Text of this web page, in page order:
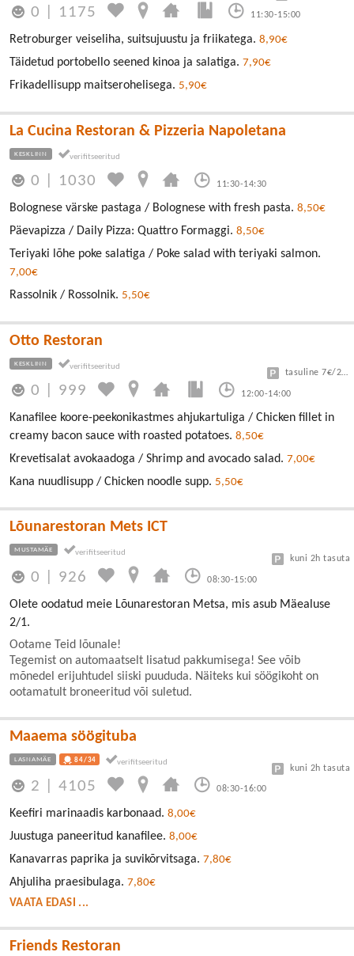
0 1175 11:30-15:00
Retroburger veiseliha, suitsujuustu ja friikatega. 8,90€
Täidetud portobello seened kinoa ja salatiga. 7,90€
Frikadellisupp maitserohelisega. 5,90€
La Cucina Restoran & Pizzeria Napoletana
KESKLINN
0 1030 11:30-14:30
Bolognese värske pastaga / Bolognese with fresh pasta. 8,50€
Päevapizza / Daily Pizza: Quattro Formaggi. 8,50€
Teriyaki lõhe poke salatiga / Poke salad with teriyaki salmon.
7,00€
Rassolnik / Rossolnik. 5,50€
Otto Restoran
KESKLINN
0 999 12:00-14:00
tasuline 7€/24h
Kanafilee koore-peekonikastmes ahjukartuliga / Chicken fillet in
creamy bacon sauce with roasted potatoes. 8,50€
Krevetisalat avokaadoga / Shrimp and avocado salad. 7,00€
Kana nuudlisupp / Chicken noodle supp. 5,50€
Lõunarestoran Mets ICT
MUSTAMÄE
0 926 08:30-15:00
kuni 2h tasuta
Olete oodatud meie Lõunarestoran Metsa, mis asub Mäealuse
2/1.
Ootame Teid lõunale!
Tegemist on automaatselt lisatud pakkumisega! See võib
mõnedel erijuhtudel siiski puududa. Näiteks kui söögikoht on
ootamatult broneeritud või suletud.
Maaema söögituba
LASNAMÄE 84/34
2 |4105 08:30-16:00
kuni 2h tasuta
Keefiri marinaadis karbonaad. 8,00€
Juustuga paneeritud kanafilee. 8,00€
Kanavarras paprika ja suvikõrvitsaga. 7,80€
Ahjuliha praesibulaga. 7,80€
VAATA EDASI ...
Friends Restoran